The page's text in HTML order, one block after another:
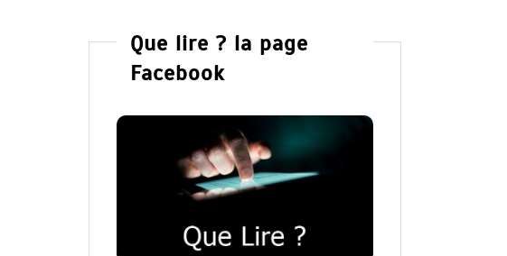
Que lire ? la page
Facebook